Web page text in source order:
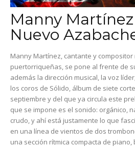
Manny Martínez
Nuevo
Manny Martínez, cantante y
puertorriqueñas, se pone al frente de
además la dirección musical, la voz
los coros de Sólido, álbum de siete
septiembre y del que ya circula este
que se impone es el sonido: orgánico,
crudo, y ahí está justamente lo que
en una línea de vientos de dos
una sección rítmica compacta de piano,